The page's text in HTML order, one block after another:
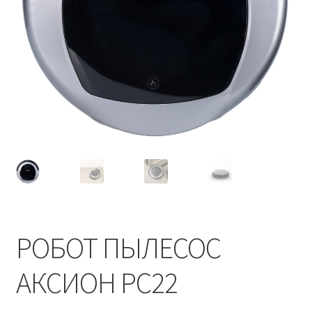
РОБОТ ПЫЛЕСОС
АКСИОН РС22